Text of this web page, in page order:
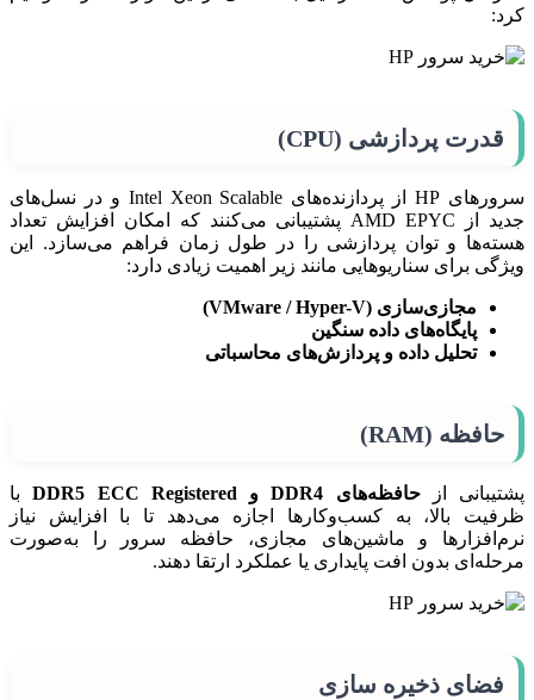
کرد:
قدرت پردازشی (CPU)
سرورهای HP از پردازنده‌های Intel Xeon Scalable و در نسل‌های
جدید از AMD EPYC پشتیبانی می‌کنند که امکان افزایش تعداد
هسته‌ها و توان پردازشی را در طول زمان فراهم می‌سازد. این
ویژگی برای سناریوهایی مانند زیر اهمیت زیادی دارد:
مجازی‌سازی (VMware / Hyper-V)
پایگاه‌های داده سنگین
تحلیل داده و پردازش‌های محاسباتی
حافظه (RAM)
پشتیبانی ازحافظه‌های DDR4 و DDR5 ECC Registered
با
ظرفیت بالا، به کسب‌وکارها اجازه می‌دهد تا با افزایش نیاز
نرم‌افزارها و ماشین‌های مجازی، حافظه سرور را به‌صورت
مرحله‌ای بدون افت پایداری یا عملکرد ارتقا دهند.
فضای ذخیره سازی